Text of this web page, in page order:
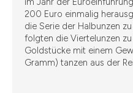
200 Euro einmalig
die Serie der Halbunzen
folgten die Viertelunzen
Goldstücke mit einem
Gramm) tanzen aus der